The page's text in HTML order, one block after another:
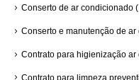
Conserto de ar condicionado
Conserto e manutenção de
Contrato para higienização
Contrato para limpeza